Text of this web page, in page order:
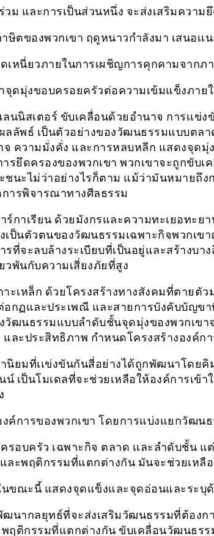
ม และการเป็นส่วนหนึ่ง จะส่งเสริมความ
ษิตของพวกเขา ฤดูหนาวกำลังมา เสนอเเ
เหนี่ยวภายในการเผชิญการคุกคามจากภ
จุดมุ่งขอบครอยครัวต่อความเข้มแข็งภายใ
นนิสเตอร์ ขับเคลื่อนด้วยอำนาจ การเเข่ง
ลลัพธ์ เป็นตัวอย่างของวัฒนธรรมแบบตล
จ ความมั่งคั่ง และการหลบหลีก แสดงจุด
ารยึดครองของพวกเขา พวกเขาจะถูกขับเ
ชนะไม่ว่าอย่างไรก็ตาม แม้ว่ามันหมายถึง
ารพิจารณาทางศีลธรรม
ร์กาเรียน ด้วยมังกรและความทะเยอทะยา
เป็นตัวตนของวัฒนธรรมเฉพาะกิจพวกเข
รที่จะลบล้างระเบียบที่เป็นอยู่และสร้างบา
วพันกับความเสี่ยงภัยที่สูง
าะเหล็ก ด้วยโครงสร้างทางสังคมที่ตายตัว
อกฏและประเพณี และสายการบังคับบัญขา
วัฒนธรรมแบบลำดับชั้นจุดมุ่งของพวกเขา
ละประสิทธิภาพ กำหนดโครงสร้างองค์กา
นิยมที่เเข่งขันกันสี่อย่างได้ถูกพัฒนาโดยคิ
น์ เป็นโมเดลที่จะช่วยเหลือให้องค์การเข้า
ค์การของพวกเขา โดยการแบ่งแยกวัฒนธ
รอบครัว เฉพาะกิจ ตลาด เเละลำดับชั้น แ
ละพฤติกรรมที่แตกต่างกัน มันจะช่วยเหลือ
ขณะนี้ แสดงจุดแข็งและจุดอ่อนและระบุด้
ฒนากลยุทธ์ที่จะส่งเสริมวัฒนธรรมที่ต้องก
ฤติกรรมที่แตกต่างกัน ขับเคลื่อนวัฒนธรร